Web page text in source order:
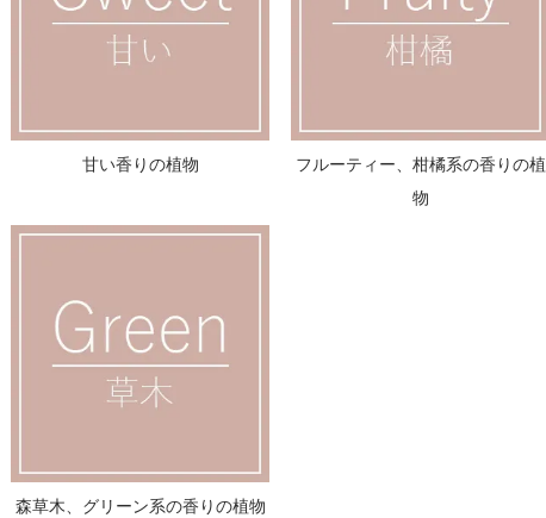
甘い香りの植物
フルーティー、柑橘系の香りの植
物
森草木、グリーン系の香りの植物